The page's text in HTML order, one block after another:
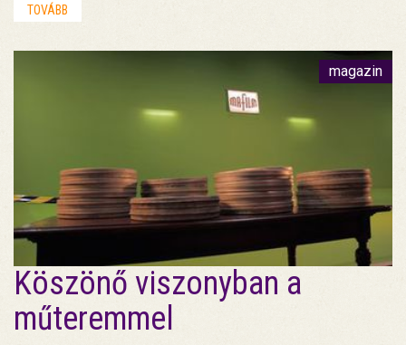
TOVÁBB
magazin
Köszönő viszonyban a
műteremmel